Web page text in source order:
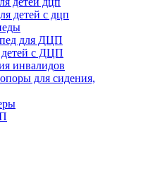
детей с дцп
для ДЦП
детей с ДЦП
инвалидов
для сидения,